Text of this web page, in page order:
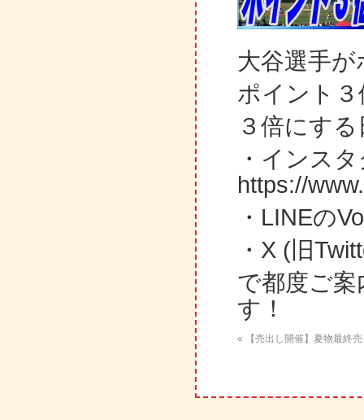
大谷選手
ポイント３
３倍にす
・インス
https://
・LINEの
・X (旧
で都度ご
す！
« 【売出し開催】夏物最終